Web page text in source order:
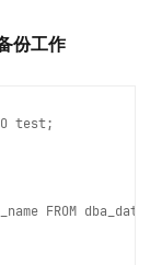
份工作
TO test;
FROM